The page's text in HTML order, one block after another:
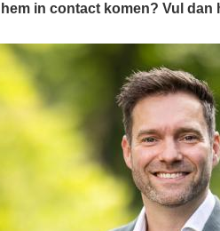
in contact komen? Vul dan